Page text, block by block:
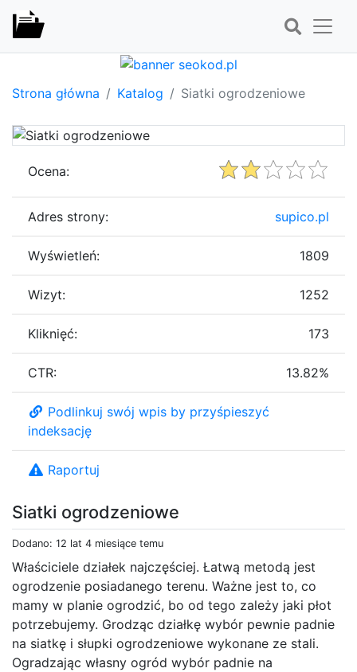
Strona główna Katalog Siatki ogrodzeniowe
Siatki ogrodzeniowe
Dodano: 12 lat 4 miesiące temu
Właściciele działek najczęściej. Łatwą metodą jest
ogrodzenie posiadanego terenu. Ważne jest to, co
mamy w planie ogrodzić, bo od tego zależy jaki płot
potrzebujemy. Grodząc działkę wybór pewnie padnie
na siatkę i słupki ogrodzeniowe wykonane ze stali.
Ogradzając własny ogród wybór padnie na
Ocena:
Adres strony: supico.pl
Wyświetleń: 1809
Wizyt: 1252
Kliknięć: 173
CTR: 13.82%
Podlinkuj swój wpis by przyśpieszyć
indeksację
Raportuj